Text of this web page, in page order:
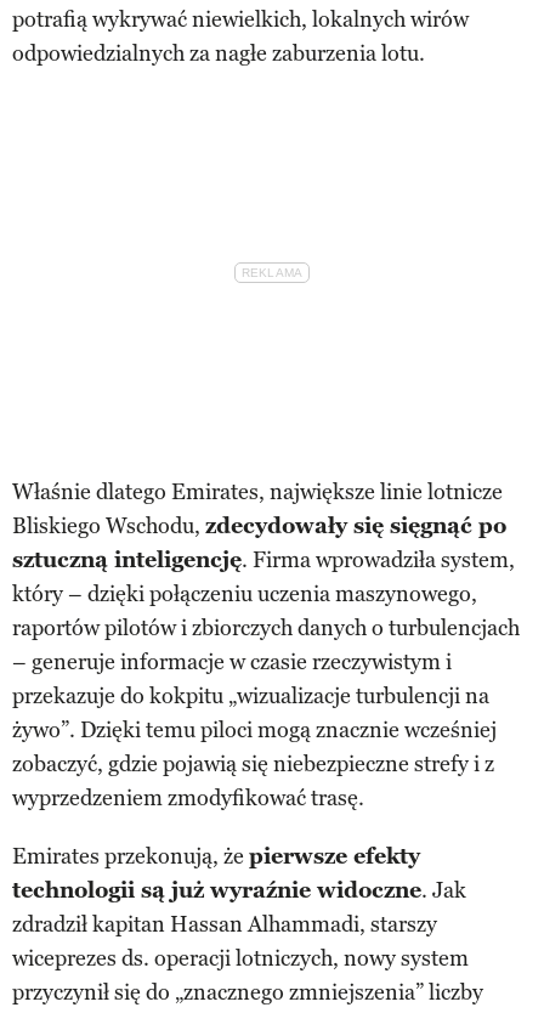
potrafią wykrywać niewielkich, lokalnych wirów
odpowiedzialnych za nagłe zaburzenia lotu.
Właśnie dlatego Emirates, największe linie lotnicze
Bliskiego Wschodu, zdecydowały się sięgnąć po
sztuczną inteligencję. Firma wprowadziła system,
który – dzięki połączeniu uczenia maszynowego,
raportów pilotów i zbiorczych danych o turbulencjach
– generuje informacje w czasie rzeczywistym i
przekazuje do kokpitu „wizualizacje turbulencji na
żywo”. Dzięki temu piloci mogą znacznie wcześniej
zobaczyć, gdzie pojawią się niebezpieczne strefy i z
wyprzedzeniem zmodyfikować trasę.
Emirates przekonują, że pierwsze efekty
technologii są już wyraźnie widoczne. Jak
zdradził kapitan Hassan Alhammadi, starszy
wiceprezes ds. operacji lotniczych, nowy system
przyczynił się do „znacznego zmniejszenia” liczby